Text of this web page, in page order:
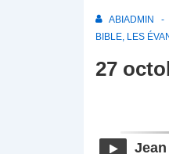
ABIADMIN
BIBLE, LES
27
Jean